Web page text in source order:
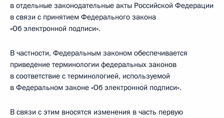
в отдельные законодательные акты Российской Федерации
в связи с принятием Федерального закона
«Об электронной подписи».
В частности, Федеральным законом обеспечивается
приведение терминологии федеральных законов
в соответствие с терминологией, используемой
в Федеральном законе «Об электронной подписи».
В связи с этим вносятся изменения в часть первую